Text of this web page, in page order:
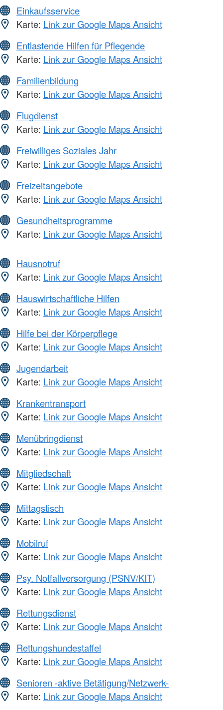
Einkaufsservice
Karte: Link zur Google Maps Ansicht
Entlastende Hilfen für Pflegende
Karte: Link zur Google Maps Ansicht
Familienbildung
Karte: Link zur Google Maps Ansicht
Flugdienst
Karte: Link zur Google Maps Ansicht
Freiwilliges Soziales Jahr
Karte: Link zur Google Maps Ansicht
Freizeitangebote
Karte: Link zur Google Maps Ansicht
Gesundheitsprogramme
Karte: Link zur Google Maps Ansicht
Hausnotruf
Karte: Link zur Google Maps Ansicht
Hauswirtschaftliche Hilfen
Karte: Link zur Google Maps Ansicht
Hilfe bei der Körperpflege
Karte: Link zur Google Maps Ansicht
Jugendarbeit
Karte: Link zur Google Maps Ansicht
Krankentransport
Karte: Link zur Google Maps Ansicht
Menübringdienst
Karte: Link zur Google Maps Ansicht
Mitgliedschaft
Karte: Link zur Google Maps Ansicht
Mittagstisch
Karte: Link zur Google Maps Ansicht
Mobilruf
Karte: Link zur Google Maps Ansicht
Psy. Notfallversorgung (PSNV/KIT)
Karte: Link zur Google Maps Ansicht
Rettungsdienst
Karte: Link zur Google Maps Ansicht
Rettungshundestaffel
Karte: Link zur Google Maps Ansicht
Senioren -aktive Betätigung/Netzwerk-
Karte: Link zur Google Maps Ansicht